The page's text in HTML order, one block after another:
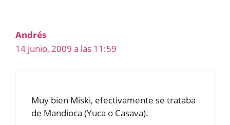
Andrés
14 junio, 2009 a las 11:59
Muy bien Miski, efectivamente se trataba
de Mandioca (Yuca o Casava).